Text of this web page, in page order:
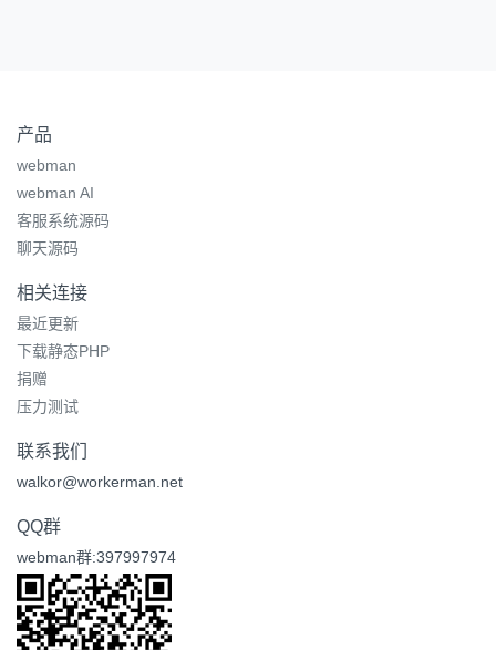
产品
webman
webman AI
客服系统源码
聊天源码
相关连接
最近更新
下载静态PHP
捐赠
压力测试
联系我们
walkor@workerman.net
QQ群
webman群:397997974